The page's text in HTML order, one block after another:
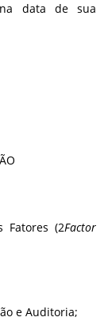
data de sua
Fatores (2Factor
e Auditoria;